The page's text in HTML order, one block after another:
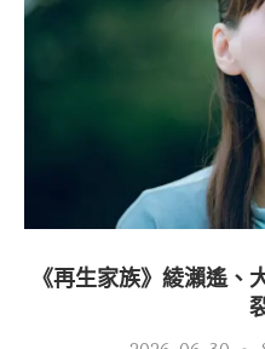
《再生家族》綾瀨遙